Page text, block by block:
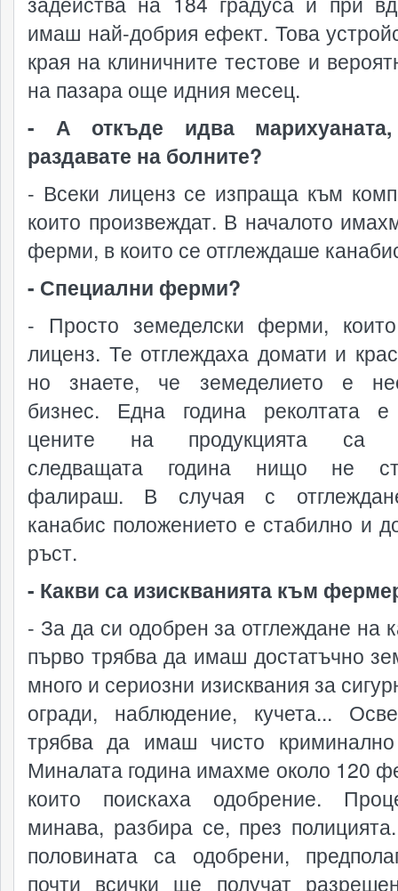
имаш най-добрия ефект. Това
края на клиничните тестове и
на пазара още идния месец.
- А откъде идва марихуаната,
раздавате на болните?
- Всеки лиценз се изпраща към
които произвеждат. В началото
ферми, в които се отглеждаше
- Специални ферми?
- Просто земеделски ферми,
лиценз. Те отглеждаха домати и
но знаете, че земеделието е
бизнес. Една година реколтата
цените на продукцията са
следващата година нищо не
фалираш. В случая с
канабис положението е стабилно и
ръст.
- Какви са изискванията към
- За да си одобрен за отглеждане на
първо трябва да имаш достатъчно
много и сериозни изисквания за
огради, наблюдение, кучета...
трябва да имаш чисто
Миналата година имахме около 120
които поискаха одобрение.
минава, разбира се, през
половината са одобрени,
почти всички ще получат